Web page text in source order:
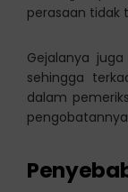
perasaan tidak
Gejalanya
sehingga
dalam